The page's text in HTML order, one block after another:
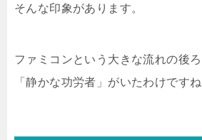
そんな印象があります。
ファミコンという大きな流れの後
「静かな功労者」がいたわけですね